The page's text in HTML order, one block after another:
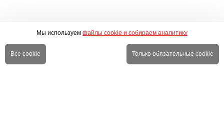
Мы используем файлы cookie и собираем аналитику
Все cookie Только обязательные cookie